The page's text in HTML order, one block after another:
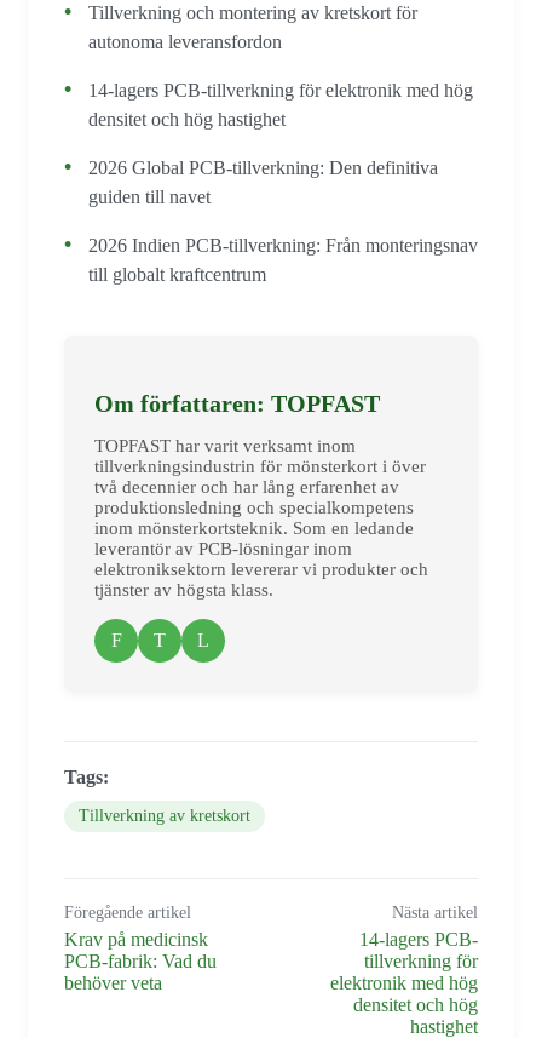
Tillverkning och montering av kretskort för
autonoma leveransfordon
14-lagers PCB-tillverkning för elektronik med hög
densitet och hög hastighet
2026 Global PCB-tillverkning: Den definitiva
guiden till navet
2026 Indien PCB-tillverkning: Från monteringsnav
till globalt kraftcentrum
Om författaren: TOPFAST
TOPFAST har varit verksamt inom
tillverkningsindustrin för mönsterkort i över
två decennier och har lång erfarenhet av
produktionsledning och specialkompetens
inom mönsterkortsteknik. Som en ledande
leverantör av PCB-lösningar inom
elektroniksektorn levererar vi produkter och
tjänster av högsta klass.
F T L
Tags:
Tillverkning av kretskort
Föregående artikel
Krav på medicinsk
PCB-fabrik: Vad du
behöver veta
Nästa artikel
14-lagers PCB-
tillverkning för
elektronik med hög
densitet och hög
hastighet